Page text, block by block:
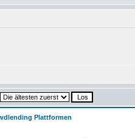
Plattformen